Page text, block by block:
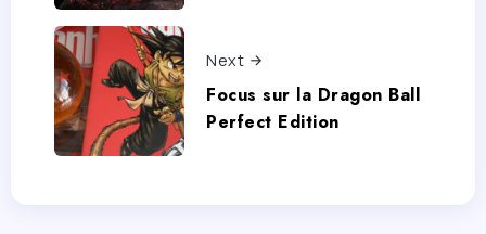
Next
Focus sur la Dragon Ball
Perfect Edition